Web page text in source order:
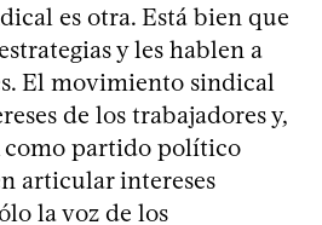
es otra. Está bien que
y les hablen a
El movimiento sindical
de los trabajadores y,
como partido político
articular intereses
la voz de los